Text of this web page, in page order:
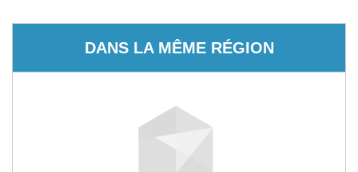
DANS LA MÊME RÉGION